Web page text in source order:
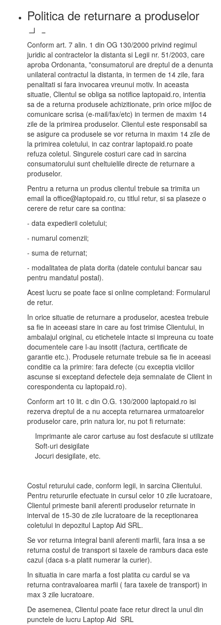
Politica de returnare a produselor
Conform art. 7 alin. 1 din OG 130/2000 privind regimul
juridic al contractelor la distanta si Legii nr. 51/2003, care
aproba Ordonanta, "consumatorul are dreptul de a denunta
unilateral contractul la distanta, in termen de 14 zile, fara
penalitati si fara invocarea vreunui motiv. In aceasta
situatie, Clientul se obliga sa notifice laptopaid.ro, intentia
sa de a returna produsele achizitionate, prin orice mijloc de
comunicare scrisa (e-mail/fax/etc) in termen de maxim 14
zile de la primirea produselor. Clientul este responsabil sa
se asigure ca produsele se vor returna in maxim 14 zile de
la primirea coletului, in caz contrar laptopaid.ro poate
refuza coletul. Singurele costuri care cad in sarcina
consumatorului sunt cheltuielile directe de returnare a
produselor.
Pentru a returna un produs clientul trebuie sa trimita un
email la office@laptopaid.ro, cu titlul retur, si sa plaseze o
cerere de retur care sa contina:
- data expedierii coletului;
- numarul comenzii;
- suma de returnat;
- modalitatea de plata dorita (datele contului bancar sau
pentru mandatul postal).
Acest lucru se poate face si online completand: Formularul
de retur.
In orice situatie de returnare a produselor, acestea trebuie
sa fie in aceeasi stare in care au fost trimise Clientului, in
ambalajul original, cu etichetele intacte si impreuna cu toate
documentele care l-au insotit (factura, certificate de
garantie etc.). Produsele returnate trebuie sa fie in aceeasi
conditie ca la primire: fara defecte (cu exceptia viciilor
ascunse si exceptand defectele deja semnalate de Client in
corespondenta cu laptopaid.ro).
Conform art 10 lit. c din O.G. 130/2000 laptopaid.ro isi
rezerva dreptul de a nu accepta returnarea urmatoarelor
produselor care, prin natura lor, nu pot fi returnate:
Imprimante ale caror cartuse au fost desfacute si utilizate
Soft-uri desigilate
Jocuri desigilate, etc.
Costul returului cade, conform legii, in sarcina Clientului.
Pentru retururile efectuate in cursul celor 10 zile lucratoare,
Clientul primeste banii aferenti produselor returnate in
interval de 15-30 de zile lucratoare de la receptionarea
coletului in depozitul Laptop Aid SRL.
Se vor returna integral banii aferenti marfii, fara insa a se
returna costul de transport si taxele de ramburs daca este
cazul (daca s-a platit numerar la curier).
In situatia in care marfa a fost platita cu cardul se va
returna contravaloarea marfii ( fara taxele de transport) in
max 3 zile lucratoare.
De asemenea, Clientul poate face retur direct la unul din
punctele de lucru Laptop Aid SRL